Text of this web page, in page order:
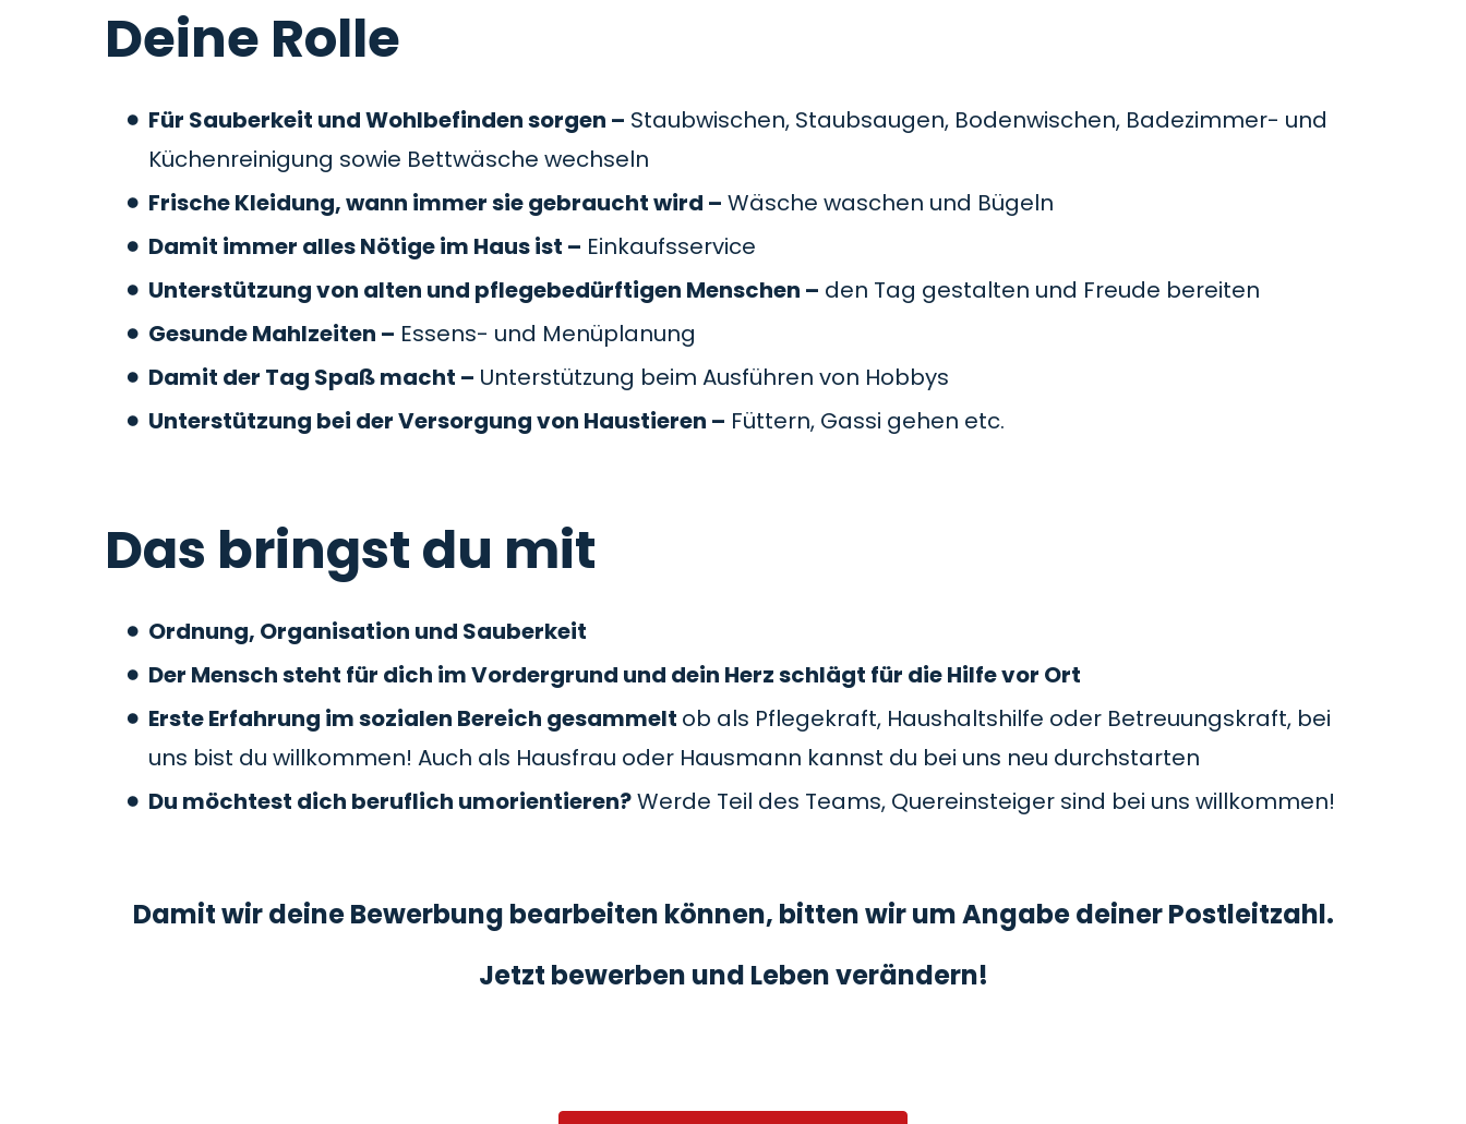
Deine Rolle
Für Sauberkeit und Wohlbefinden sorgen – Staubwischen, Staubsaugen, Bodenwischen, Badezimmer- und
Küchenreinigung sowie Bettwäsche wechseln
Frische Kleidung, wann immer sie gebraucht wird – Wäsche waschen und Bügeln
Damit immer alles Nötige im Haus ist – Einkaufsservice
Unterstützung von alten und pflegebedürftigen Menschen – den Tag gestalten und Freude bereiten
Gesunde Mahlzeiten – Essens- und Menüplanung
Damit der Tag Spaß macht – Unterstützung beim Ausführen von Hobbys
Unterstützung bei der Versorgung von Haustieren – Füttern, Gassi gehen etc.
Das bringst du mit
Ordnung, Organisation und Sauberkeit
Der Mensch steht für dich im Vordergrund und dein Herz schlägt für die Hilfe vor Ort
Erste Erfahrung im sozialen Bereich gesammelt ob als Pflegekraft, Haushaltshilfe oder Betreuungskraft, bei
uns bist du willkommen! Auch als Hausfrau oder Hausmann kannst du bei uns neu durchstarten
Du möchtest dich beruflich umorientieren?Werde Teil des Teams, Quereinsteiger sind bei uns willkommen!
Damit wir deine Bewerbung bearbeiten können, bitten wir um Angabe deiner Postleitzahl.
Jetzt bewerben und Leben verändern!